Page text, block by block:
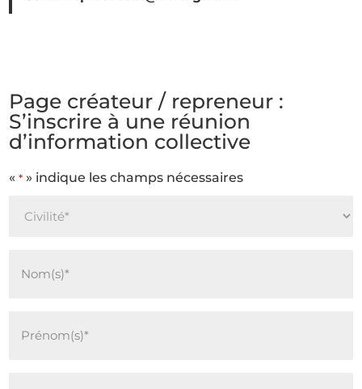
Page créateur / repreneur :
S’inscrire à une réunion
d’information collective
«* » indique les champs nécessaires